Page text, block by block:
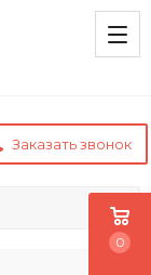
Заказать звонок
0